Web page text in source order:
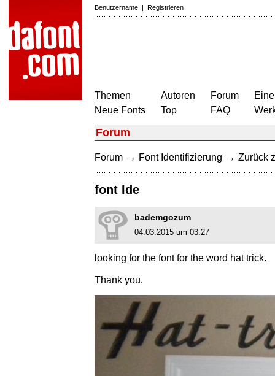
Benutzername | Registrieren
Themen
Neue Fonts
Autoren
Top
Forum
FAQ
Forum
Forum → Font Identifizierung → Zurück
font Ide
bademgozum
04.03.2015 um 03:27
looking for the font for the word hat trick.
Thank you.